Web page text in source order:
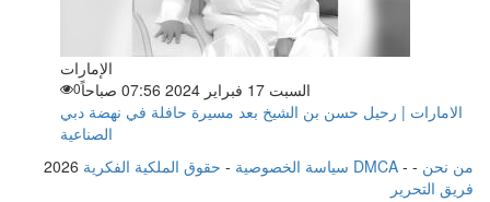
الإمارات
السبت 17 فبراير 2024 07:56 صباحاً
0
الامارات | رحيل حسن بن الشيخ بعد مسيرة حافلة في نهضة دبي
الصناعية
2026
سياسة الخصوصية - حقوق الملكية الفكرية DMCA - من نحن -
فريق التحرير